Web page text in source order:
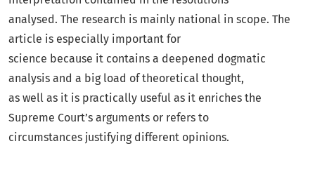
analysed. The research is mainly national in scope. The
article is especially important for
science because it contains a deepened dogmatic
analysis and a big load of theoretical thought,
as well as it is practically useful as it enriches the
Supreme Court’s arguments or refers to
circumstances justifying different opinions.